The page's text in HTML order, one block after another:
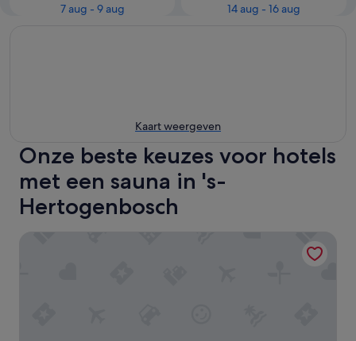
7 aug - 9 aug
14 aug - 16 aug
Kaart weergeven
Onze beste keuzes voor hotels
met een sauna in 's-
Hertogenbosch